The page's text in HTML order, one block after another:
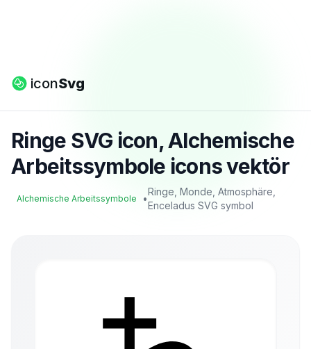
iconSvg
Ringe SVG icon, Alchemische
Arbeitssymbole icons vektör
Alchemische Arbeitssymbole •
Ringe, Monde, Atmosphäre,
Enceladus SVG symbol